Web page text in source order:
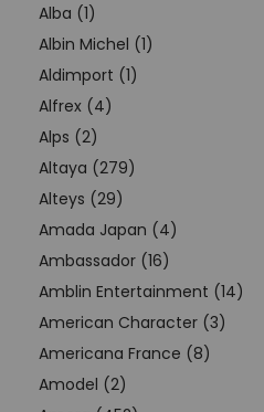
Alba (1)
Albin Michel (1)
Aldimport (1)
Alfrex (4)
Alps (2)
Altaya (279)
Alteys (29)
Amada Japan (4)
Ambassador (16)
Amblin Entertainment (14)
American Character (3)
Americana France (8)
Amodel (2)